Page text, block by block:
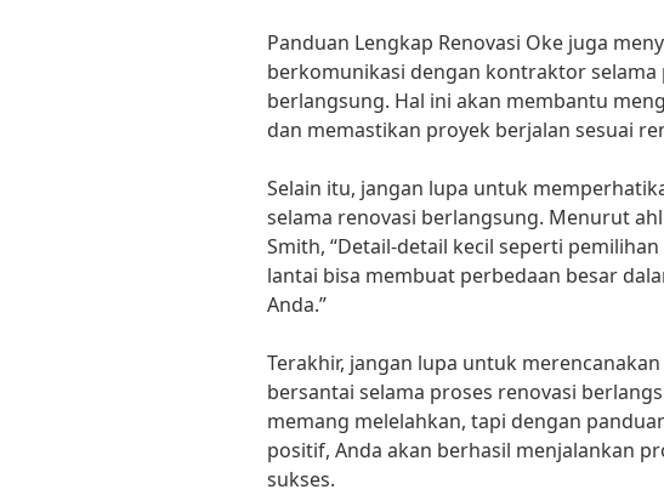
Panduan Lengkap Renovasi Oke juga
berkomunikasi dengan kontraktor selama
berlangsung. Hal ini akan membantu
dan memastikan proyek berjalan sesuai
Selain itu, jangan lupa untuk
selama renovasi berlangsung. Menurut
Smith, “Detail-detail kecil seperti
lantai bisa membuat perbedaan besar
Anda.”
Terakhir, jangan lupa untuk
bersantai selama proses renovasi
memang melelahkan, tapi dengan
positif, Anda akan berhasil menjalankan
sukses.